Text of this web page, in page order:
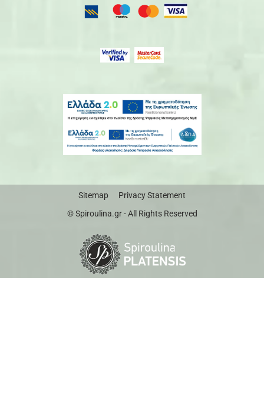
Sitemap
Privacy Statement
© Spiroulina.gr - All Rights Reserved